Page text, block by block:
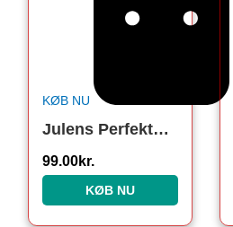
KØB NU
Julens Perfekte Strømper. Julesokker
99.00kr.
KØB NU